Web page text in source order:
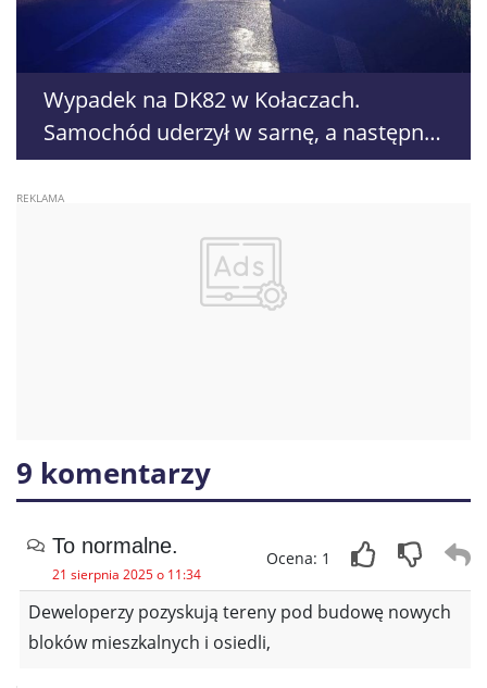
Wypadek na DK82 w Kołaczach.
Samochód uderzył w sarnę, a następnie
w drugie auto
9 komentarzy
To normalne.
21 sierpnia 2025 o 11:34
Ocena: 1
Deweloperzy pozyskują tereny pod budowę nowych
bloków mieszkalnych i osiedli,